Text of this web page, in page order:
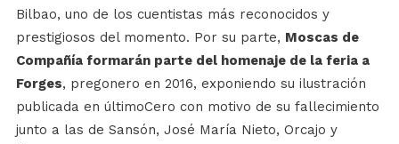
Bilbao, uno de los cuentistas más reconocidos y
prestigiosos del momento. Por su parte, Moscas de
Compañía formarán parte del homenaje de la feria a
Forges, pregonero en 2016, exponiendo su ilustración
publicada en últimoCero con motivo de su fallecimiento
junto a las de Sansón, José María Nieto, Orcajo y